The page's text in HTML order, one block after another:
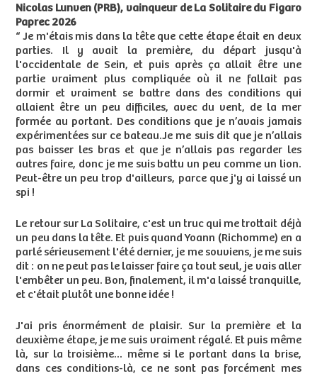
Nicolas Lunven (PRB), vainqueur de La Solitaire du Figaro
Paprec 2026
“ Je m'étais mis dans la tête que cette étape était en deux
parties. Il y avait la première, du départ jusqu'à
l'occidentale de Sein, et puis après ça allait être une
partie vraiment plus compliquée où il ne fallait pas
dormir et vraiment se battre dans des conditions qui
allaient être un peu difficiles, avec du vent, de la mer
formée au portant. Des conditions que je n’avais jamais
expérimentées sur ce bateau.Je me suis dit que je n’allais
pas baisser les bras et que je n’allais pas regarder les
autres faire, donc je me suis battu un peu comme un lion.
Peut-être un peu trop d'ailleurs, parce que j'y ai laissé un
spi !
Le retour sur La Solitaire, c'est un truc qui me trottait déjà
un peu dans la tête. Et puis quand Yoann (Richomme) en a
parlé sérieusement l'été dernier, je me souviens, je me suis
dit : on ne peut pas le laisser faire ça tout seul, je vais aller
l'embêter un peu. Bon, finalement, il m'a laissé tranquille,
et c'était plutôt une bonne idée !
J'ai pris énormément de plaisir. Sur la première et la
deuxième étape, je me suis vraiment régalé. Et puis même
là, sur la troisième... même si le portant dans la brise,
dans ces conditions-là, ce ne sont pas forcément mes